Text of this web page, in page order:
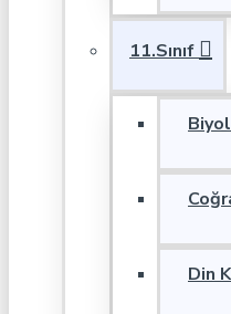
11.Sınıf
Din